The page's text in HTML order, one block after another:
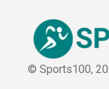
© Sports100,